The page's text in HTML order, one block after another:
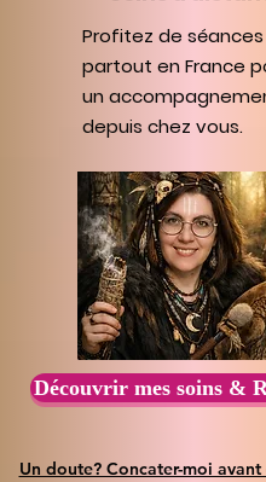
Profitez de
partout en France
un
depuis chez vous.
Découvrir mes soins &
Un doute? Concater-moi avant